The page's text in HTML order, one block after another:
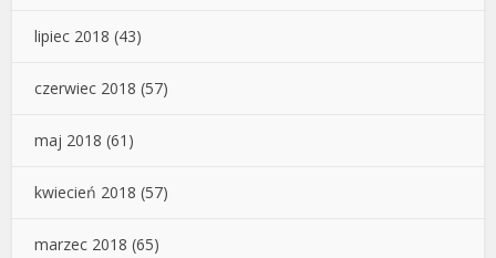
lipiec 2018 (43)
czerwiec 2018 (57)
maj 2018 (61)
kwiecień 2018 (57)
marzec 2018 (65)